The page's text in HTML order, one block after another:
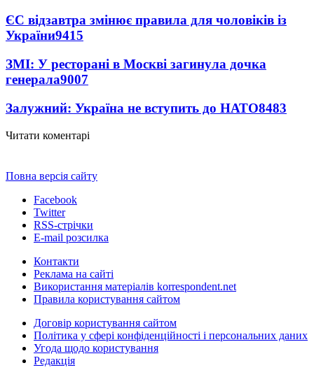
ЄС відзавтра змінює правила для чоловіків із
України9415
ЗМІ: У ресторані в Москві загинула дочка
генерала9007
Залужний: Україна не вступить до НАТО8483
Читати коментарі
Повна версія сайту
Facebook
Twitter
RSS-стрічки
E-mail розсилка
Контакти
Реклама на сайті
Використання матеріалів korrespondent.net
Правила користування сайтом
Договір користування сайтом
Політика у сфері конфіденційності і персональних даних
Угода щодо користування
Редакція